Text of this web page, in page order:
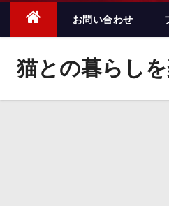
ッ
お問い合わせ
猫との暮らし